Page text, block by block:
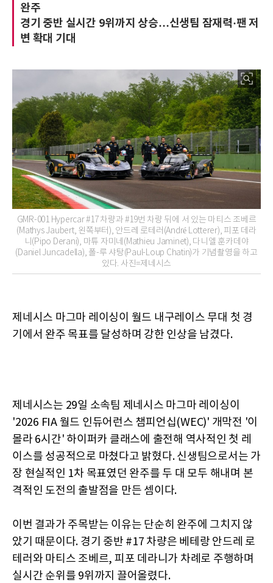
완주
경기 중반 실시간 9위까지 상승…신생팀 잠재력·팬 저
변 확대 기대
GMR-001 Hypercar #17 차량과 #19번 차량 뒤에 서 있는 마티스 조베르
(Mathys Jaubert, 왼쪽부터), 안드레 로테러(André Lotterer), 피포 데라
니(Pipo Derani), 마튜 자미네(Mathieu Jaminet), 다니엘 훈카데야
(Daniel Juncadella), 폴-루 샤탕(Paul-Loup Chatin)가 기념촬영을 하고
있다. 사진=제네시스
제네시스 마그마 레이싱이 월드 내구레이스 무대 첫 경
기에서 완주 목표를 달성하며 강한 인상을 남겼다.
제네시스는 29일 소속팀 제네시스 마그마 레이싱이
'2026 FIA 월드 인듀어런스 챔피언십(WEC)' 개막전 '이
몰라 6시간' 하이퍼카 클래스에 출전해 역사적인 첫 레
이스를 성공적으로 마쳤다고 밝혔다. 신생팀으로서는 가
장 현실적인 1차 목표였던 완주를 두 대 모두 해내며 본
격적인 도전의 출발점을 만든 셈이다.
이번 결과가 주목받는 이유는 단순히 완주에 그치지 않
았기 때문이다. 경기 중반 #17 차량은 베테랑 안드레 로
테러와 마티스 조베르, 피포 데라니가 차례로 주행하며
실시간 순위를 9위까지 끌어올렸다.